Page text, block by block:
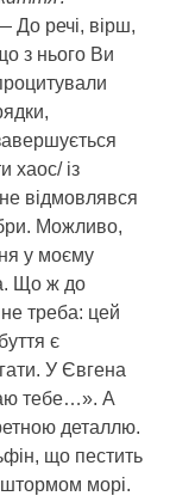
До речі, вірш,
з нього Ви
хаос/ із
відмовлявся
Можливо,
у моєму
Що ж до
треба: цей
є
У Євгена
тебе…». А
деталлю.
що пестить
штормом морі.